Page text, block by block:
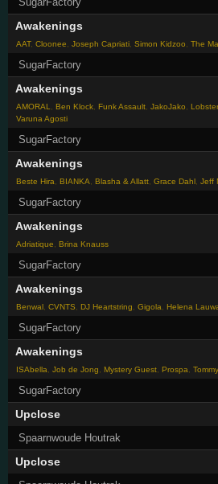
Awakenings
AAT,Cloonee ,Joseph Capriati ,Simon Kidzoo ,The
SugarFactory
Awakenings
AMORAL ,Ben Klock ,Funk Assault ,JakoJako ,Lobster
Varuna Agosti
SugarFactory
Awakenings
Beste Hira ,BIANKA ,Blasha & Allatt ,Grace Dahl ,Jeff
SugarFactory
Awakenings
Adriatique ,Brina Knauss
SugarFactory
Awakenings
Benwal ,CVNTS ,DJ Heartstring ,Gigola ,Helena
SugarFactory
Awakenings
ISAbella ,Job de Jong ,Mystery Guest ,Prospa ,
SugarFactory
Upclose
Spaarnwoude Houtrak
Upclose